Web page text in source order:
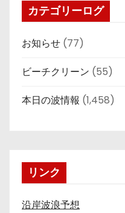
カテゴリーログ
お知らせ (77)
ビーチクリーン (55)
本日の波情報 (1,458)
リンク
沿岸波浪予想